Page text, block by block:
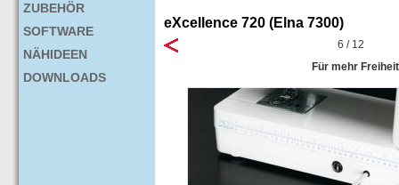
ZUBEHÖR
SOFTWARE
NÄHIDEEN
DOWNLOADS
eXcellence 720 (Elna 7300)
6 / 12
Für mehr Freiheit